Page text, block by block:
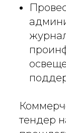
тендер